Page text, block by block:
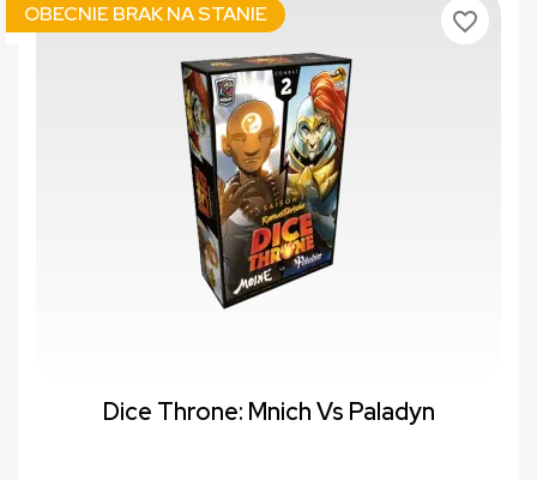
Dice Throne: Mnich Vs Paladyn
OBECNIE BRAK NA STANIE favorite_border